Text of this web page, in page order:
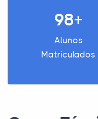
98+
Alunos
Matriculados